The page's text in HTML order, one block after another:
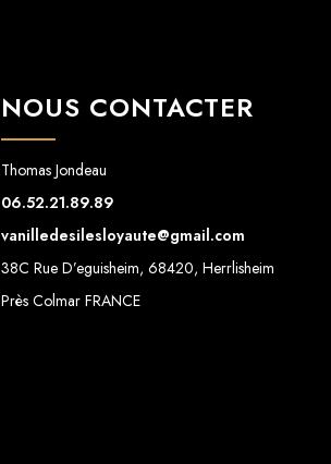
NOUS CONTACTER
Thomas Jondeau
06.52.21.89.89
vanilledesilesloyaute@gmail.com
38C Rue D’eguisheim, 68420, Herrlisheim
Près Colmar FRANCE